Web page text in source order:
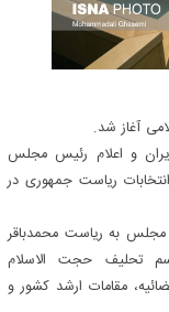
آغاز شد.
و اعلام رئیس‌ مجلس
ریاست جمهوری در
مجلس به ریاست محمدباقر
مراسم تحلیف حجت الاسلام
مقامات ارشد کشور و